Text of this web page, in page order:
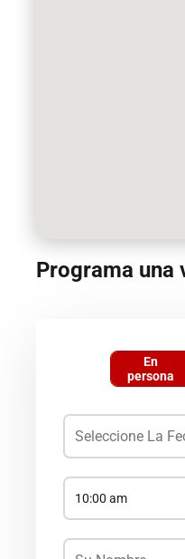
Programa una
En
persona
10:00 am